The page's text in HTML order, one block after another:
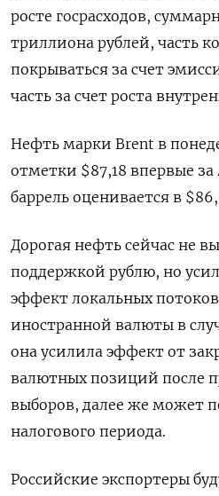
росте госрасходов,
триллиона рублей, часть
покрываться за счет
часть за счет роста
Нефть марки Brent в
отметки $87,18 впервые за
баррель оценивается в
Дорогая нефть сейчас не
поддержкой рублю, но
эффект локальных
иностранной валюты в
она усилила эффект от
валютных позиций после
выборов, далее же может
налогового периода.
Российские экспортеры